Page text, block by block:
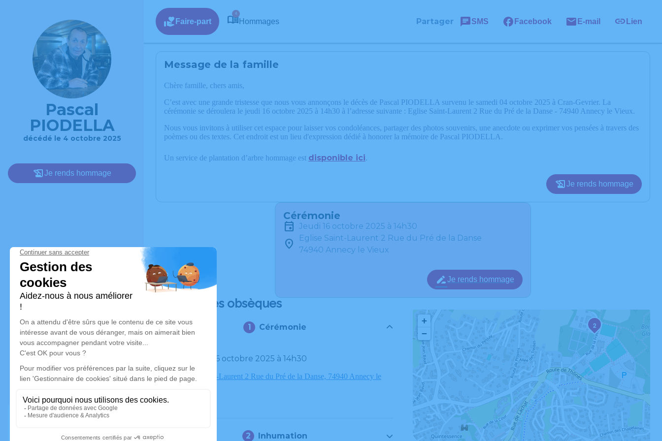
Pascal
PIODELLA
décédé le 4 octobre 2025
Je rends hommage
Faire-part
4
Hommages Partager SMS Facebook E-mail Lien
Message de la famille
Chère famille, chers amis,
C’est avec une grande tristesse que nous vous annonçons le décès de Pascal PIODELLA survenu le samedi 04 octobre 2025 à Cran-Gevrier. La
cérémonie se déroulera le jeudi 16 octobre 2025 à 14h30 à l’adresse suivante : Eglise Saint-Laurent 2 Rue du Pré de la Danse - 74940 Annecy le Vieux.
Nous vous invitons à utiliser cet espace pour laisser vos condoléances, partager des photos souvenirs, une anecdote ou exprimer vos pensées à travers des
poèmes ou des textes. Cet endroit est un lieu d'expression dédié à honorer la mémoire de Pascal PIODELLA.
Un service de plantation d’arbre hommage est disponible ici.
Je rends hommage
Cérémonie
jeudi 16 octobre 2025 à 14h30
Eglise Saint-Laurent 2 Rue du Pré de la Danse
74940 Annecy le Vieux
Je rends hommage
Déroulé des obsèques
Cérémonie
Le jeudi 16 octobre 2025 à 14h30
Eglise Saint-Laurent 2 Rue du Pré de la Danse, 74940 Annecy le
Inhumation
2
+
−